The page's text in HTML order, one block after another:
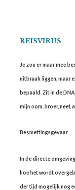
REISVIRUS
Je zou er maar mee
uitbraak liggen, maar
bepaald. Zit in de
mijn oom, broer, neef,
Besmettingsgevaar
In de directe
hoe het wordt
der tijd mogelijk nog